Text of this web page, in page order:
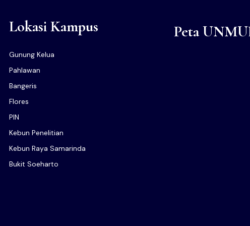
Lokasi Kampus
Gunung Kelua
Pahlawan
Bangeris
Flores
PIN
Kebun Penelitian
Kebun Raya Samarinda
Bukit Soeharto
Peta